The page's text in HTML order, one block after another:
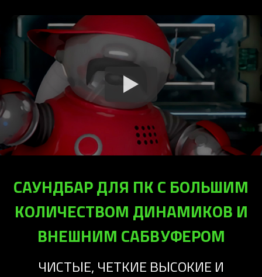
САУНДБАР ДЛЯ ПК С БОЛЬШИМ
КОЛИЧЕСТВОМ ДИНАМИКОВ И
ВНЕШНИМ САБВУФЕРОМ
ЧИСТЫЕ, ЧЕТКИЕ ВЫСОКИЕ И